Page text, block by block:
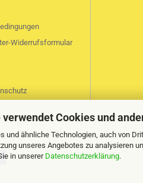
verwendet Cookies und
und ähnliche Technologien, auch von
unseres Angebotes zu analysieren
in unserer Datenschutzerklärung.
Widerrufsformular